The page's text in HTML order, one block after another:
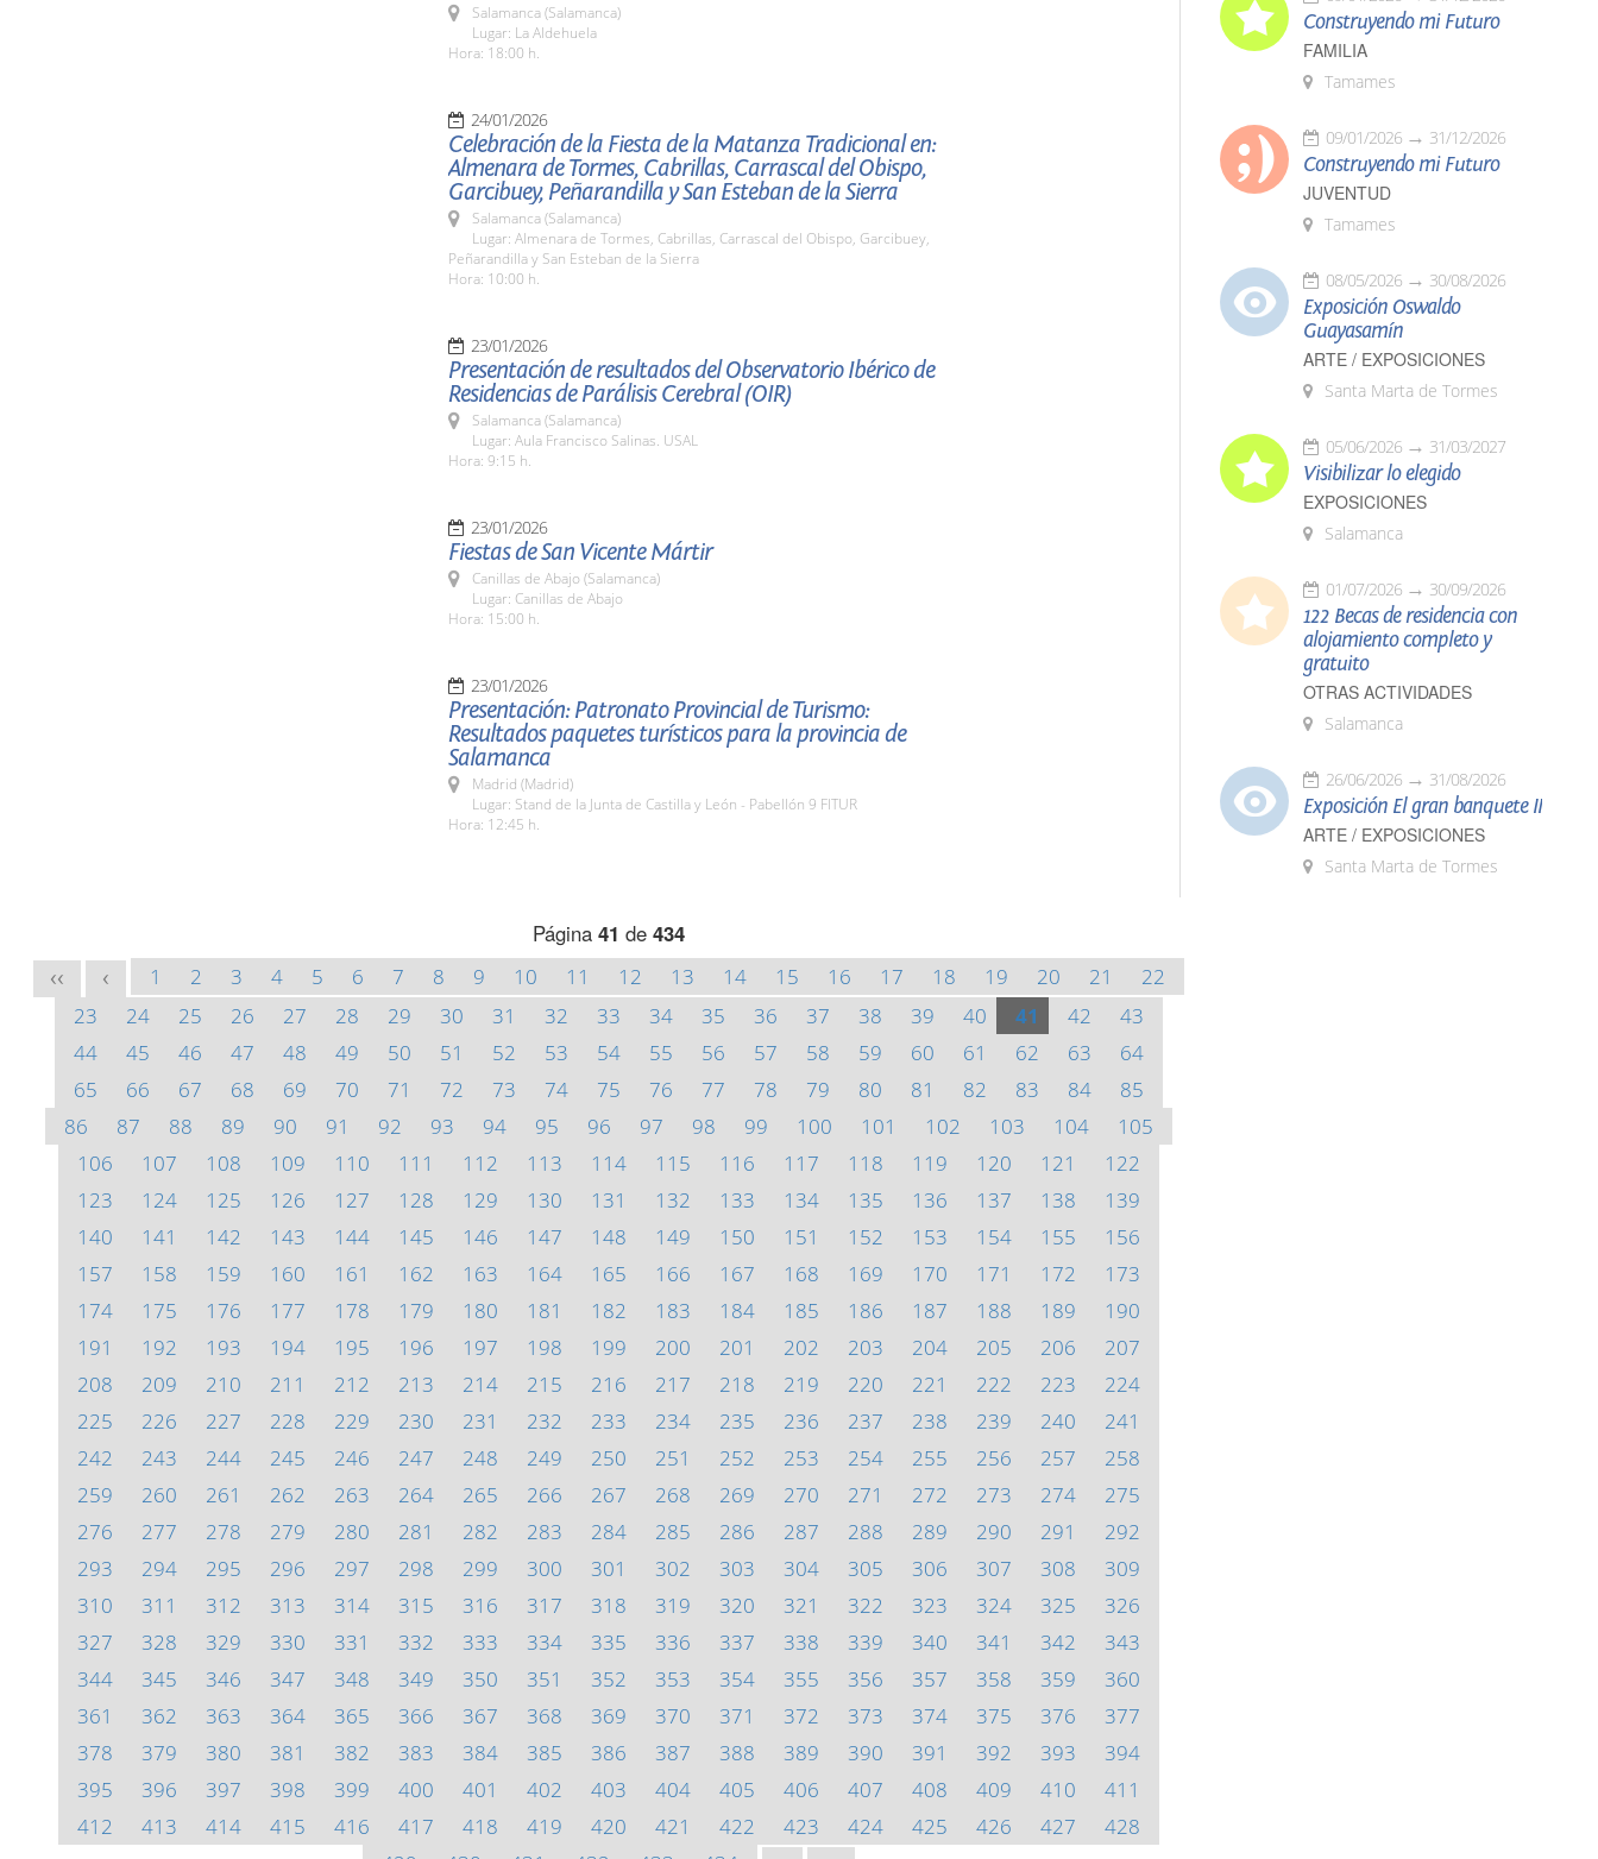
Salamanca (Salamanca)
Lugar: La Aldehuela
Hora: 18:00 h.
24/01/2026
Celebración de la Fiesta de la Matanza Tradicional en:
Almenara de Tormes, Cabrillas, Carrascal del Obispo,
Garcibuey, Peñarandilla y San Esteban de la Sierra
Salamanca (Salamanca)
Lugar: Almenara de Tormes, Cabrillas, Carrascal del Obispo, Garcibuey,
Peñarandilla y San Esteban de la Sierra
Hora: 10:00 h.
23/01/2026
Presentación de resultados del Observatorio Ibérico de
Residencias de Parálisis Cerebral (OIR)
Salamanca (Salamanca)
Lugar: Aula Francisco Salinas. USAL
Hora: 9:15 h.
23/01/2026
Fiestas de San Vicente Mártir
Canillas de Abajo (Salamanca)
Lugar: Canillas de Abajo
Hora: 15:00 h.
23/01/2026
Presentación: Patronato Provincial de Turismo:
Resultados paquetes turísticos para la provincia de
Salamanca
Madrid (Madrid)
Lugar: Stand de la Junta de Castilla y León - Pabellón 9 FITUR
Hora: 12:45 h.
Página 41 de 434
<< < 1 2 3 4 5 6 7 8 9 10 11 12 13 14 15 16 17 18 19 20 21
22
23
24 25 26 27 28 29 30 31 32 33 34 35 36 37 38 39 40 41 42
43
44
45 46 47 48 49 50 51 52 53 54 55 56 57 58 59 60 61 62 63
64
65
66 67 68 69 70 71 72 73 74 75 76 77 78 79 80 81 82 83 84
85
86
87 88 89 90 91 92 93 94 95 96 97 98 99 100 101 102 103 104
105
106
107 108 109 110 111 112 113 114 115 116 117 118 119 120 121
122
123
124 125 126 127 128 129 130 131 132 133 134 135 136 137 138
139
140
141 142 143 144 145 146 147 148 149 150 151 152 153 154 155
156
157
158 159 160 161 162 163 164 165 166 167 168 169 170 171 172
173
174
175 176 177 178 179 180 181 182 183 184 185 186 187 188 189
190
191
192 193 194 195 196 197 198 199 200 201 202 203 204 205 206
207
208
209 210 211 212 213 214 215 216 217 218 219 220 221 222 223
224
225
226 227 228 229 230 231 232 233 234 235 236 237 238 239 240
241
242
243 244 245 246 247 248 249 250 251 252 253 254 255 256 257
258
259
260 261 262 263 264 265 266 267 268 269 270 271 272 273 274
275
276
277 278 279 280 281 282 283 284 285 286 287 288 289 290 291
292
293
294 295 296 297 298 299 300 301 302 303 304 305 306 307 308
309
310
311 312 313 314 315 316 317 318 319 320 321 322 323 324 325
326
327
328 329 330 331 332 333 334 335 336 337 338 339 340 341 342
343
344
345 346 347 348 349 350 351 352 353 354 355 356 357 358 359
360
361
362 363 364 365 366 367 368 369 370 371 372 373 374 375 376
377
378
379 380 381 382 383 384 385 386 387 388 389 390 391 392 393
394
395
396 397 398 399 400 401 402 403 404 405 406 407 408 409 410
411
412
413 414 415 416 417 418 419 420 421 422 423 424 425 426 427
428
Construyendo mi Futuro
FAMILIA
Tamames
09/01/2026 31/12/2026
Construyendo mi Futuro
JUVENTUD
Tamames
08/05/2026 30/08/2026
Exposición Oswaldo
Guayasamín
ARTE / EXPOSICIONES
Santa Marta de Tormes
05/06/2026 31/03/2027
Visibilizar lo elegido
EXPOSICIONES
Salamanca
01/07/2026 30/09/2026
122 Becas de residencia con
alojamiento completo y
gratuito
OTRAS ACTIVIDADES
Salamanca
26/06/2026 31/08/2026
Exposición El gran banquete II
ARTE / EXPOSICIONES
Santa Marta de Tormes